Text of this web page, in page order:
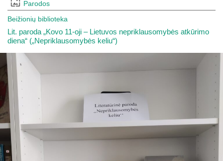
Parodos
Beižionių biblioteka
Lit. paroda „Kovo 11-oji – Lietuvos nepriklausomybės atkūrimo
diena“ („Nepriklausomybės keliu“)